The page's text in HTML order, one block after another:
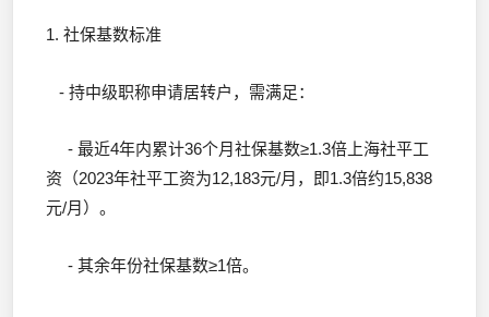
1. 社保基数标准
- 持中级职称申请居转户，需满足：
- 最近4年内累计36个月社保基数≥1.3倍上海社平工
资（2023年社平工资为12,183元/月，即1.3倍约15,838
元/月）。
- 其余年份社保基数≥1倍。